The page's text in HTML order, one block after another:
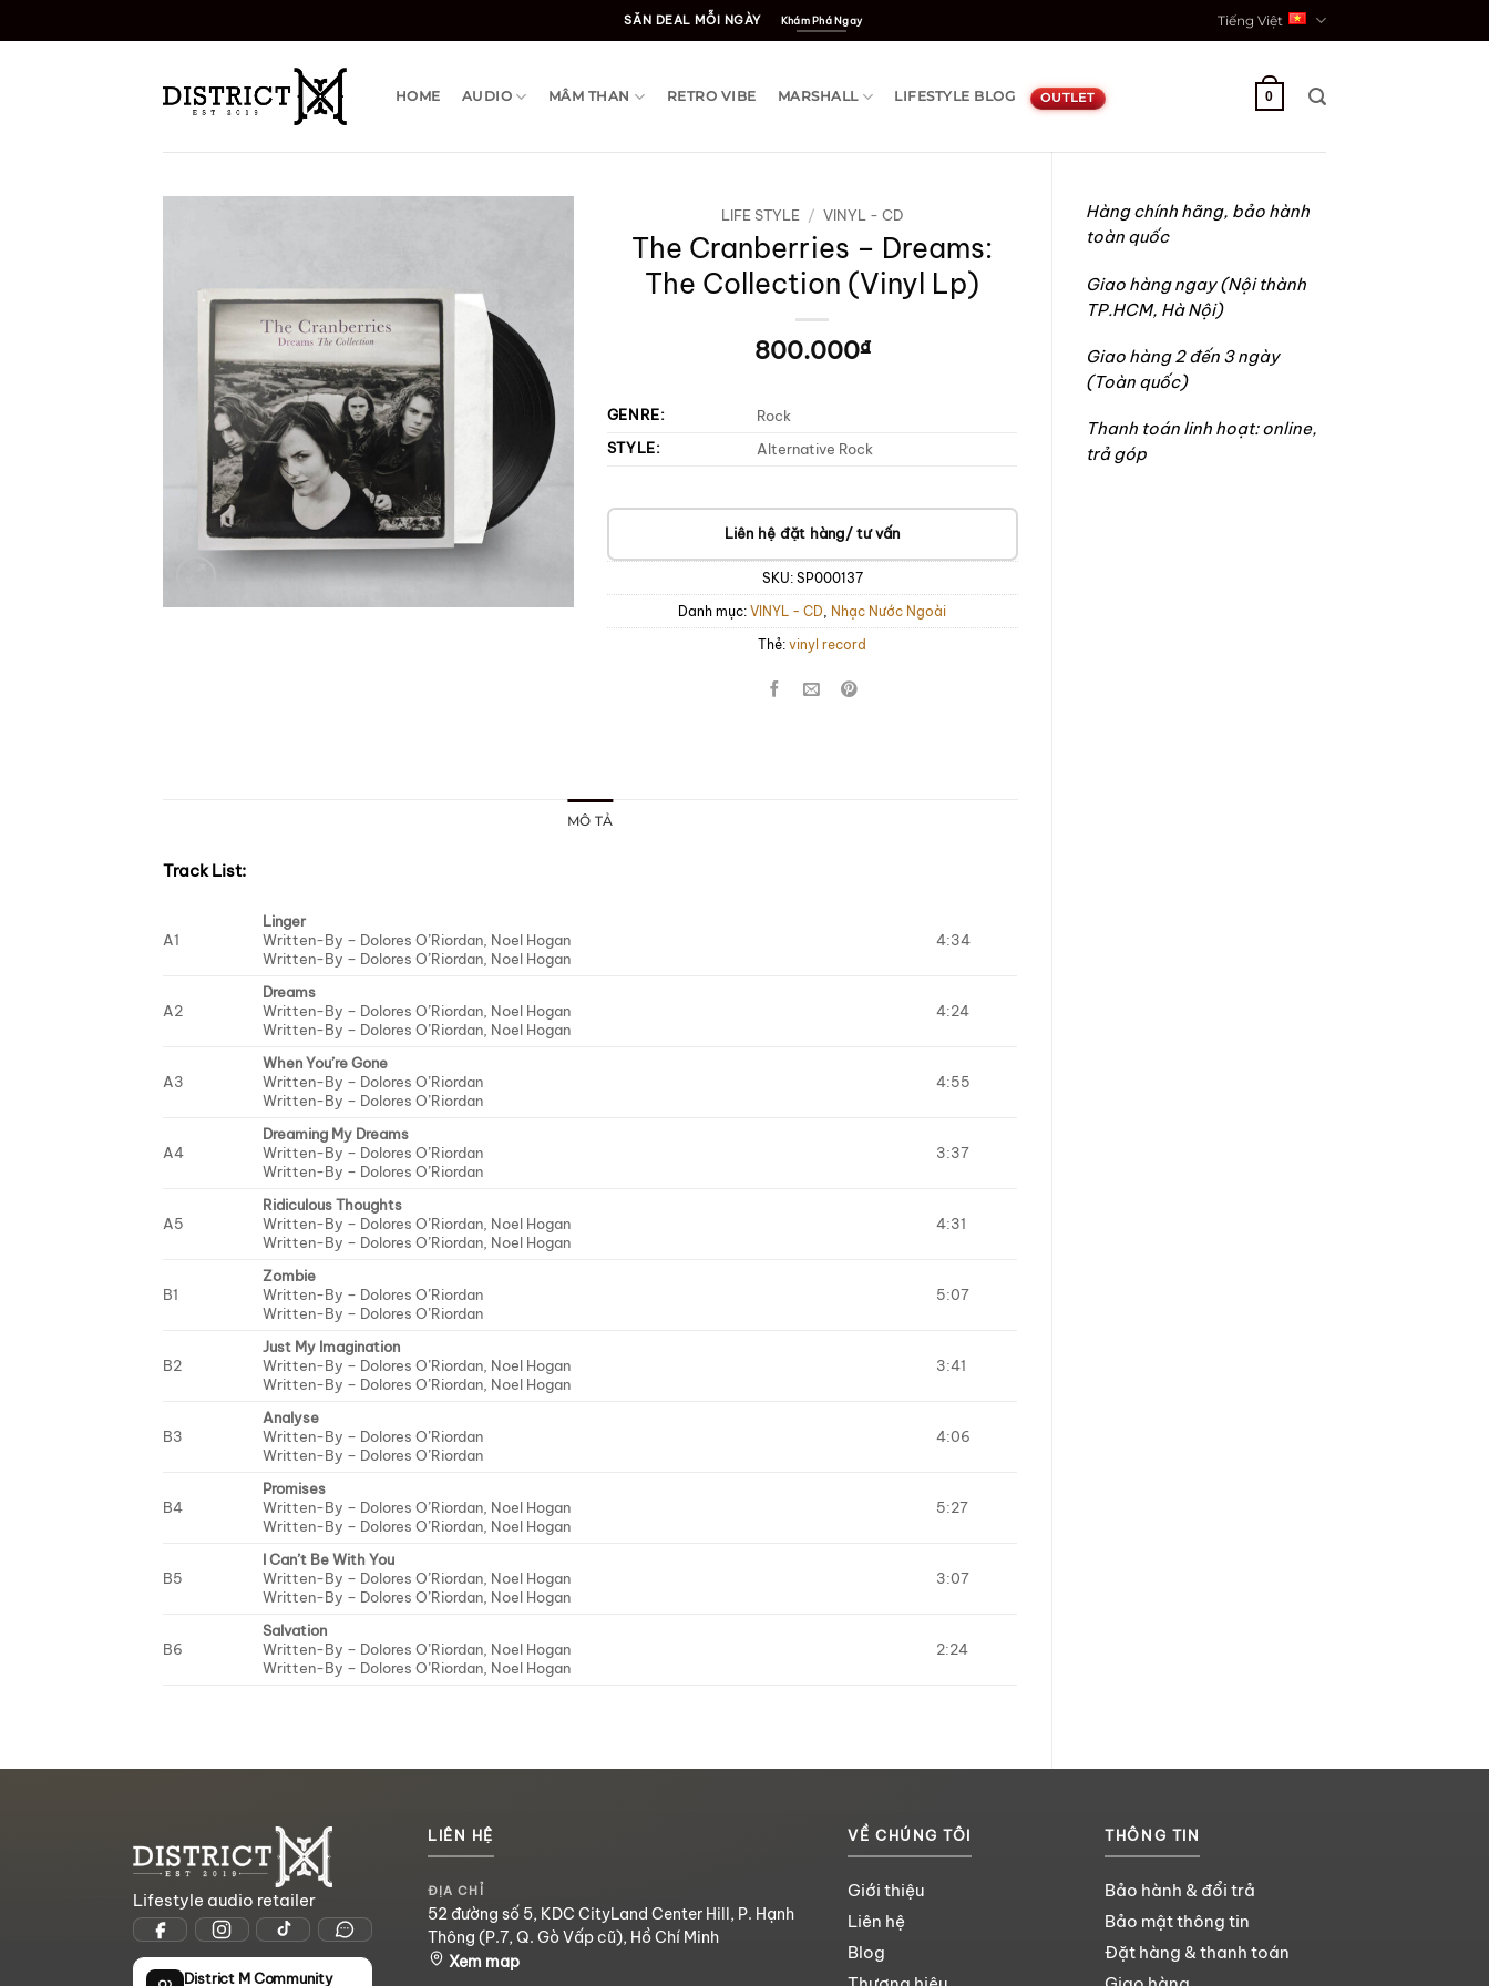
qua
SĂN DEAL MỖI NGÀY Khám Phá Ngay Tiếng Việt
HOME AUDIO MÂM THAN RETRO VIBE MARSHALL LIFESTYLE BLOG OUTLET 0
Hàng chính hãng, bảo hành
toàn quốc
Giao hàng ngay (Nội thành
TP.HCM, Hà Nội)
Giao hàng 2 đến 3 ngày
(Toàn quốc)
Thanh toán linh hoạt: online,
trả góp
LIFE STYLE / VINYL - CD
The Cranberries – Dreams:
The Collection (Vinyl Lp)
800.000₫
GENRE:
Rock
STYLE:
Alternative Rock
Liên hệ đặt hàng/ tư vấn
SKU: SP000137
Danh mục:VINYL - CD Nhạc Nước Ngoài
Thẻ:vinyl record
MÔ TẢ
Track List:
A1
Linger
Written-By – Dolores O’Riordan, Noel Hogan
Written-By – Dolores O’Riordan, Noel Hogan
4:34
A2
Dreams
Written-By – Dolores O’Riordan, Noel Hogan
Written-By – Dolores O’Riordan, Noel Hogan
4:24
A3
When You’re Gone
Written-By – Dolores O’Riordan
Written-By – Dolores O’Riordan
4:55
A4
Dreaming My Dreams
Written-By – Dolores O’Riordan
Written-By – Dolores O’Riordan
3:37
A5
Ridiculous Thoughts
Written-By – Dolores O’Riordan, Noel Hogan
Written-By – Dolores O’Riordan, Noel Hogan
4:31
B1
Zombie
Written-By – Dolores O’Riordan
Written-By – Dolores O’Riordan
5:07
B2
Just My Imagination
Written-By – Dolores O’Riordan, Noel Hogan
Written-By – Dolores O’Riordan, Noel Hogan
3:41
B3
Analyse
Written-By – Dolores O’Riordan
Written-By – Dolores O’Riordan
4:06
B4
Promises
Written-By – Dolores O’Riordan, Noel Hogan
Written-By – Dolores O’Riordan, Noel Hogan
5:27
B5
I Can’t Be With You
Written-By – Dolores O’Riordan, Noel Hogan
Written-By – Dolores O’Riordan, Noel Hogan
3:07
B6
Salvation
Written-By – Dolores O’Riordan, Noel Hogan
Written-By – Dolores O’Riordan, Noel Hogan
2:24
Lifestyle audio retailer
District M Community
LIÊN HỆ
ĐỊA CHỈ
52 đường số 5, KDC CityLand Center Hill, P. Hạnh
Thông (P.7, Q. Gò Vấp cũ), Hồ Chí Minh
Xem map
VỀ CHÚNG TÔI
Giới thiệu
Liên hệ
Blog
THÔNG TIN
Bảo hành & đổi trả
Bảo mật thông tin
Đặt hàng & thanh toán